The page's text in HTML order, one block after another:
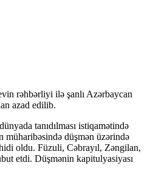
rəhbərliyi ilə şanlı Azərbaycan
azad edilib.
tanıdılması istiqamətində
düşmən üzərində
oldu. Füzuli, Cəbrayıl, Zəngilan,
etdi. Düşmənin kapitulyasiyası